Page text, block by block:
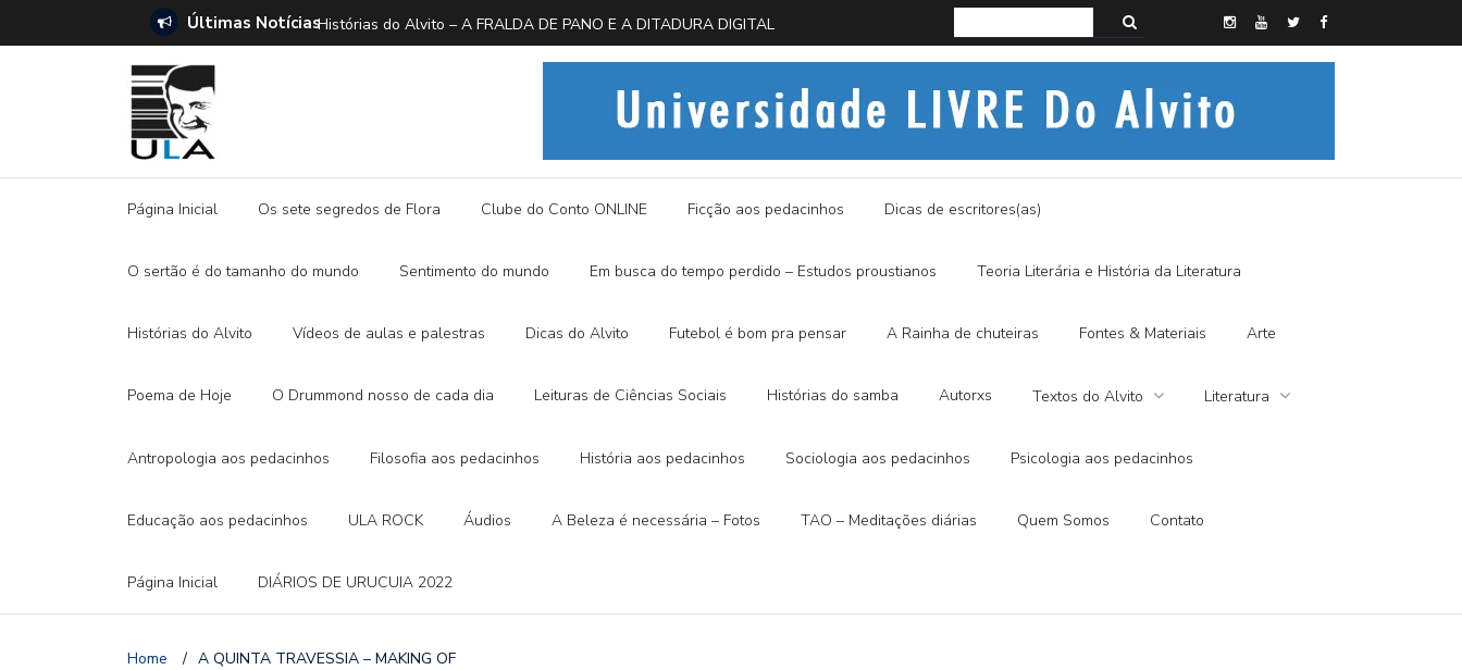
Últimas Notícias
E A DITADURA DIGITAL Histórias do Alvito – EM BUSCA DA BORBOLETA AZUL Histórias do Alvito – SEMI-MÍSTICO, SIM SENHOR
Página Inicial Os sete segredos de Flora Clube do Conto ONLINE Ficção aos pedacinhos Dicas de escritores(as)
O sertão é do tamanho do mundo Sentimento do mundo Em busca do tempo perdido – Estudos proustianos Teoria Literária e História da Literatura
Histórias do Alvito Vídeos de aulas e palestras Dicas do Alvito Futebol é bom pra pensar A Rainha de chuteiras Fontes & Materiais Arte
Poema de Hoje O Drummond nosso de cada dia Leituras de Ciências Sociais Histórias do samba Autorxs Textos do Alvito Literatura
Antropologia aos pedacinhos Filosofia aos pedacinhos História aos pedacinhos Sociologia aos pedacinhos Psicologia aos pedacinhos
Educação aos pedacinhos ULA ROCK Áudios A Beleza é necessária – Fotos TAO – Meditações diárias Quem Somos Contato
Página Inicial DIÁRIOS DE URUCUIA 2022
Home / A QUINTA TRAVESSIA – MAKING OF